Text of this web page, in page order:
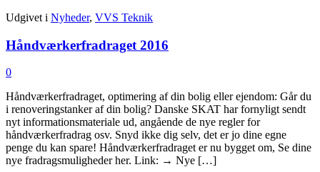
Udgivet i Nyheder, VVS Teknik
Håndværkerfradraget 2016
0
Håndværkerfradraget, optimering af din bolig eller ejendom: Går du
i renoveringstanker af din bolig? Danske SKAT har fornyligt sendt
nyt informationsmateriale ud, angående de nye regler for
håndværkerfradrag osv. Snyd ikke dig selv, det er jo dine egne
penge du kan spare! Håndværkerfradraget er nu bygget om, Se dine
nye fradragsmuligheder her. Link: → Nye […]